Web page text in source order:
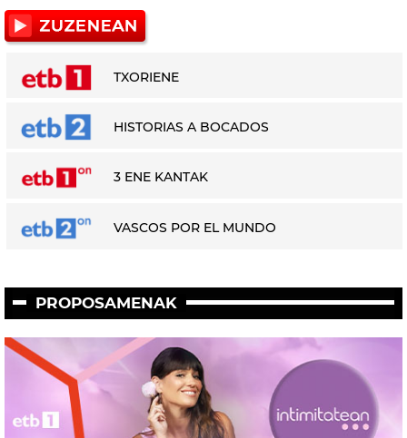
TXORIENE
HISTORIAS A BOCADOS
3 ENE KANTAK
VASCOS POR EL MUNDO
PROPOSAMENAK